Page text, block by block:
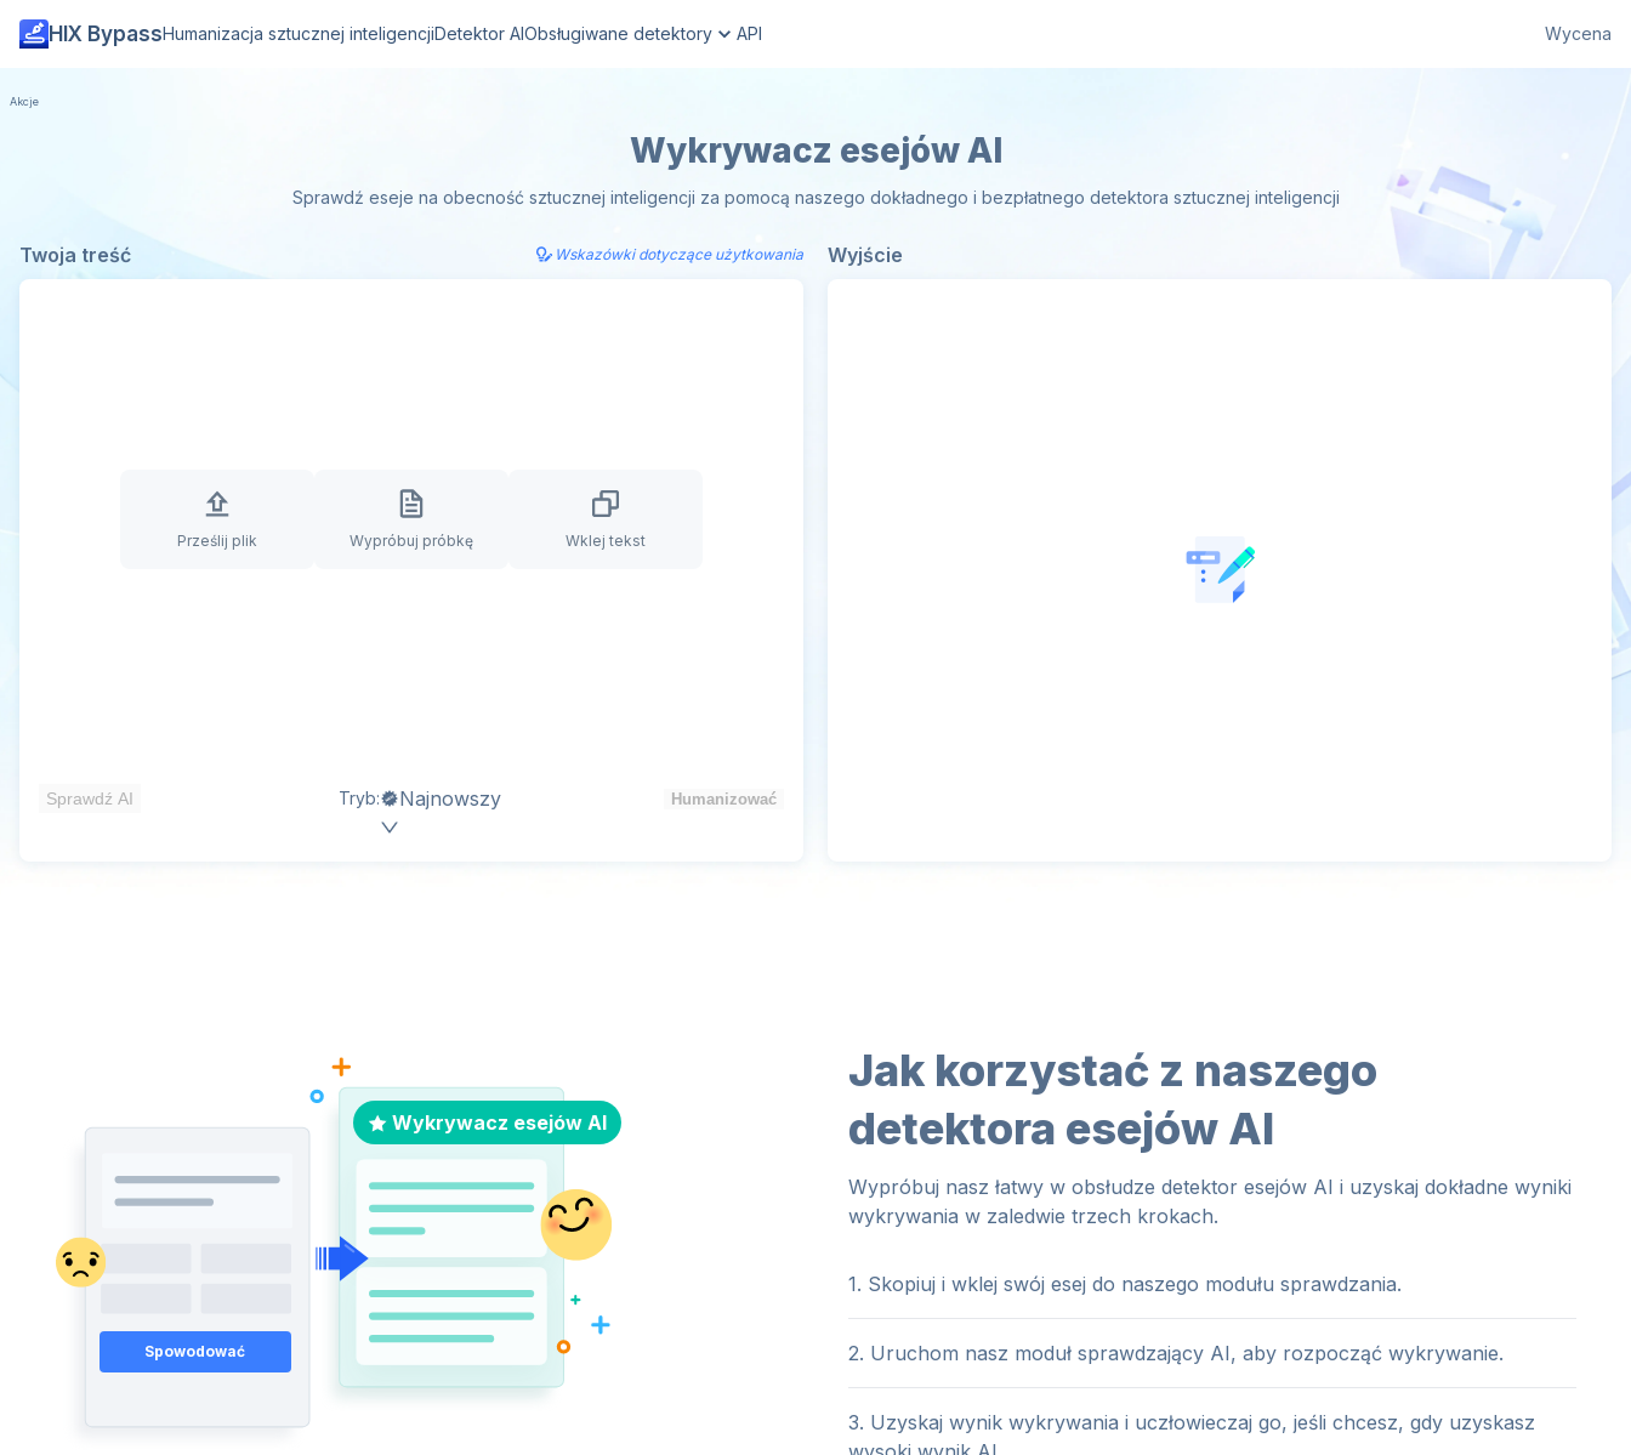
HIX BypassHumanizacja sztucznej inteligencjiDetektor AIObsługiwane detektory API Wycena
Wykrywacz esejów AI
Sprawdź eseje na obecność sztucznej inteligencji za pomocą naszego dokładnego i bezpłatnego detektora sztucznej inteligencji
Twoja treść Wskazówki dotyczące użytkowania
Prześlij plik Wypróbuj próbkę Wklej tekst
Sprawdź AI Tryb: Najnowszy Humanizować
Wyjście
Spowodować
Wykrywacz esejów AI
Jak korzystać z naszego
detektora esejów AI
Wypróbuj nasz łatwy w obsłudze detektor esejów AI i uzyskaj dokładne wyniki
wykrywania w zaledwie trzech krokach.
1. Skopiuj i wklej swój esej do naszego modułu sprawdzania.
2. Uruchom nasz moduł sprawdzający AI, aby rozpocząć wykrywanie.
3. Uzyskaj wynik wykrywania i uczłowieczaj go, jeśli chcesz, gdy uzyskasz